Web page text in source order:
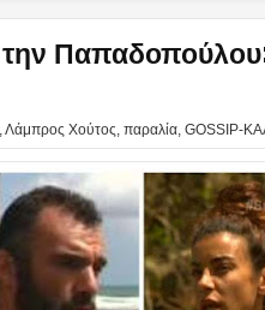
Λάμπρος Χούτος παραλία GOSSIP-